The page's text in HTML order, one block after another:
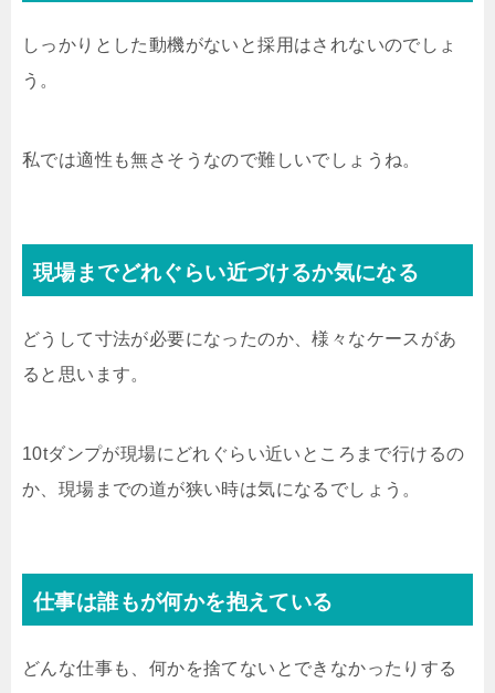
しっかりとした動機がないと採用はされないのでしょ
う。
私では適性も無さそうなので難しいでしょうね。
現場までどれぐらい近づけるか気になる
どうして寸法が必要になったのか、様々なケースがあ
ると思います。
10tダンプが現場にどれぐらい近いところまで行けるの
か、現場までの道が狭い時は気になるでしょう。
仕事は誰もが何かを抱えている
どんな仕事も、何かを捨てないとできなかったりする